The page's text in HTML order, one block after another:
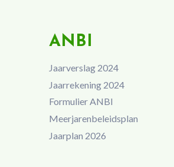
ANBI
Jaarverslag 2024
Jaarrekening 2024
Formulier ANBI
Meerjarenbeleidsplan
Jaarplan 2026